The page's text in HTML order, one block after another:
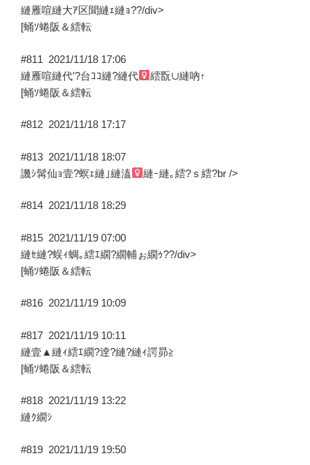
縺雁喧縺大ｱ区聞縺ｪ縺ｮ??/div>
[蛹ｿ蜷阪＆繧転
#811 2021/11/18 17:06
縺雁喧縺代′?台ｺｺ縺?縺代
繧翫∪縺吶↑
[蛹ｿ蜷阪＆繧転
#812 2021/11/18 17:17
#813 2021/11/18 18:07
譏ｼ髯仙ｮ壹?螟ｪ縺｣縺溘
縺ｰ縺｡繧?ｓ繧?br />
#814 2021/11/18 18:29
#815 2021/11/19 07:00
縺ｾ縺?蜈ｨ蜩｡繧ｴ繝?繝輔ぉ繝ｩ??/div>
[蛹ｿ蜷阪＆繧転
#816 2021/11/19 10:09
#817 2021/11/19 10:11
縺壹▲縺ｨ繧ｴ繝?逹?縺?縺ｨ諤昴≧
[蛹ｿ蜷阪＆繧転
#818 2021/11/19 13:22
縺ｸ繝ｼ
#819 2021/11/19 19:50